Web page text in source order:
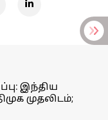
இந்திய
முதலிடம்;